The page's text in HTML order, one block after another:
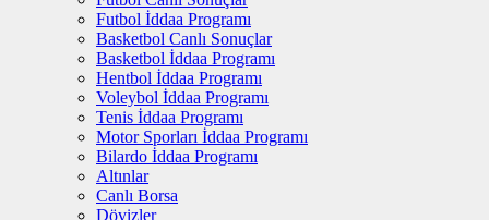
Futbol İddaa Programı
Basketbol Canlı Sonuçlar
Basketbol İddaa Programı
Hentbol İddaa Programı
Voleybol İddaa Programı
Tenis İddaa Programı
Motor Sporları İddaa Programı
Bilardo İddaa Programı
Altınlar
Canlı Borsa
Dövizler